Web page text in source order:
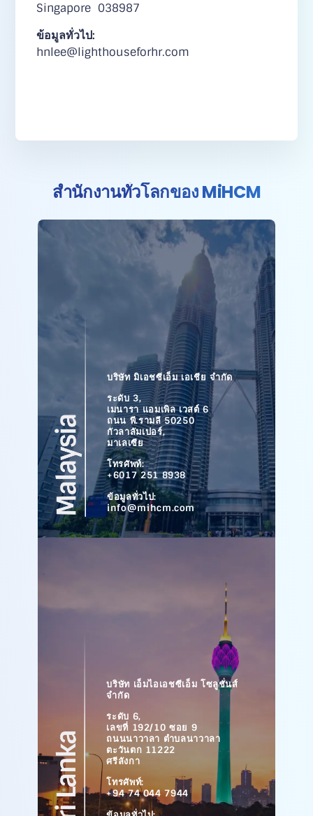
Singapore 038987
ข้อมูลทั่วไป:
hnlee@lighthouseforhr.com
สำนักงานทั่วโลกของ MiHCM
บริษัท มิเอชซีเอ็ม เอเชีย จำกัด
ระดับ 3,
เมนารา แอมเพิล เวสต์ 6
ถนน พี.รามลี 50250
กัวลาลัมเปอร์,
มาเลเซีย
โทรศัพท์:
+6017 251 8938
ข้อมูลทั่วไป:
info@mihcm.com
บริษัท เอ็มไอเอชซีเอ็ม โซลูชั่นส์
จำกัด
ระดับ 6,
เลขที่ 192/10 ซอย 9
ถนนนาวาลา ตำบลนาวาลา
ตะวันตก 11222
ศรีลังกา
โทรศัพท์:
+94 74 044 7944